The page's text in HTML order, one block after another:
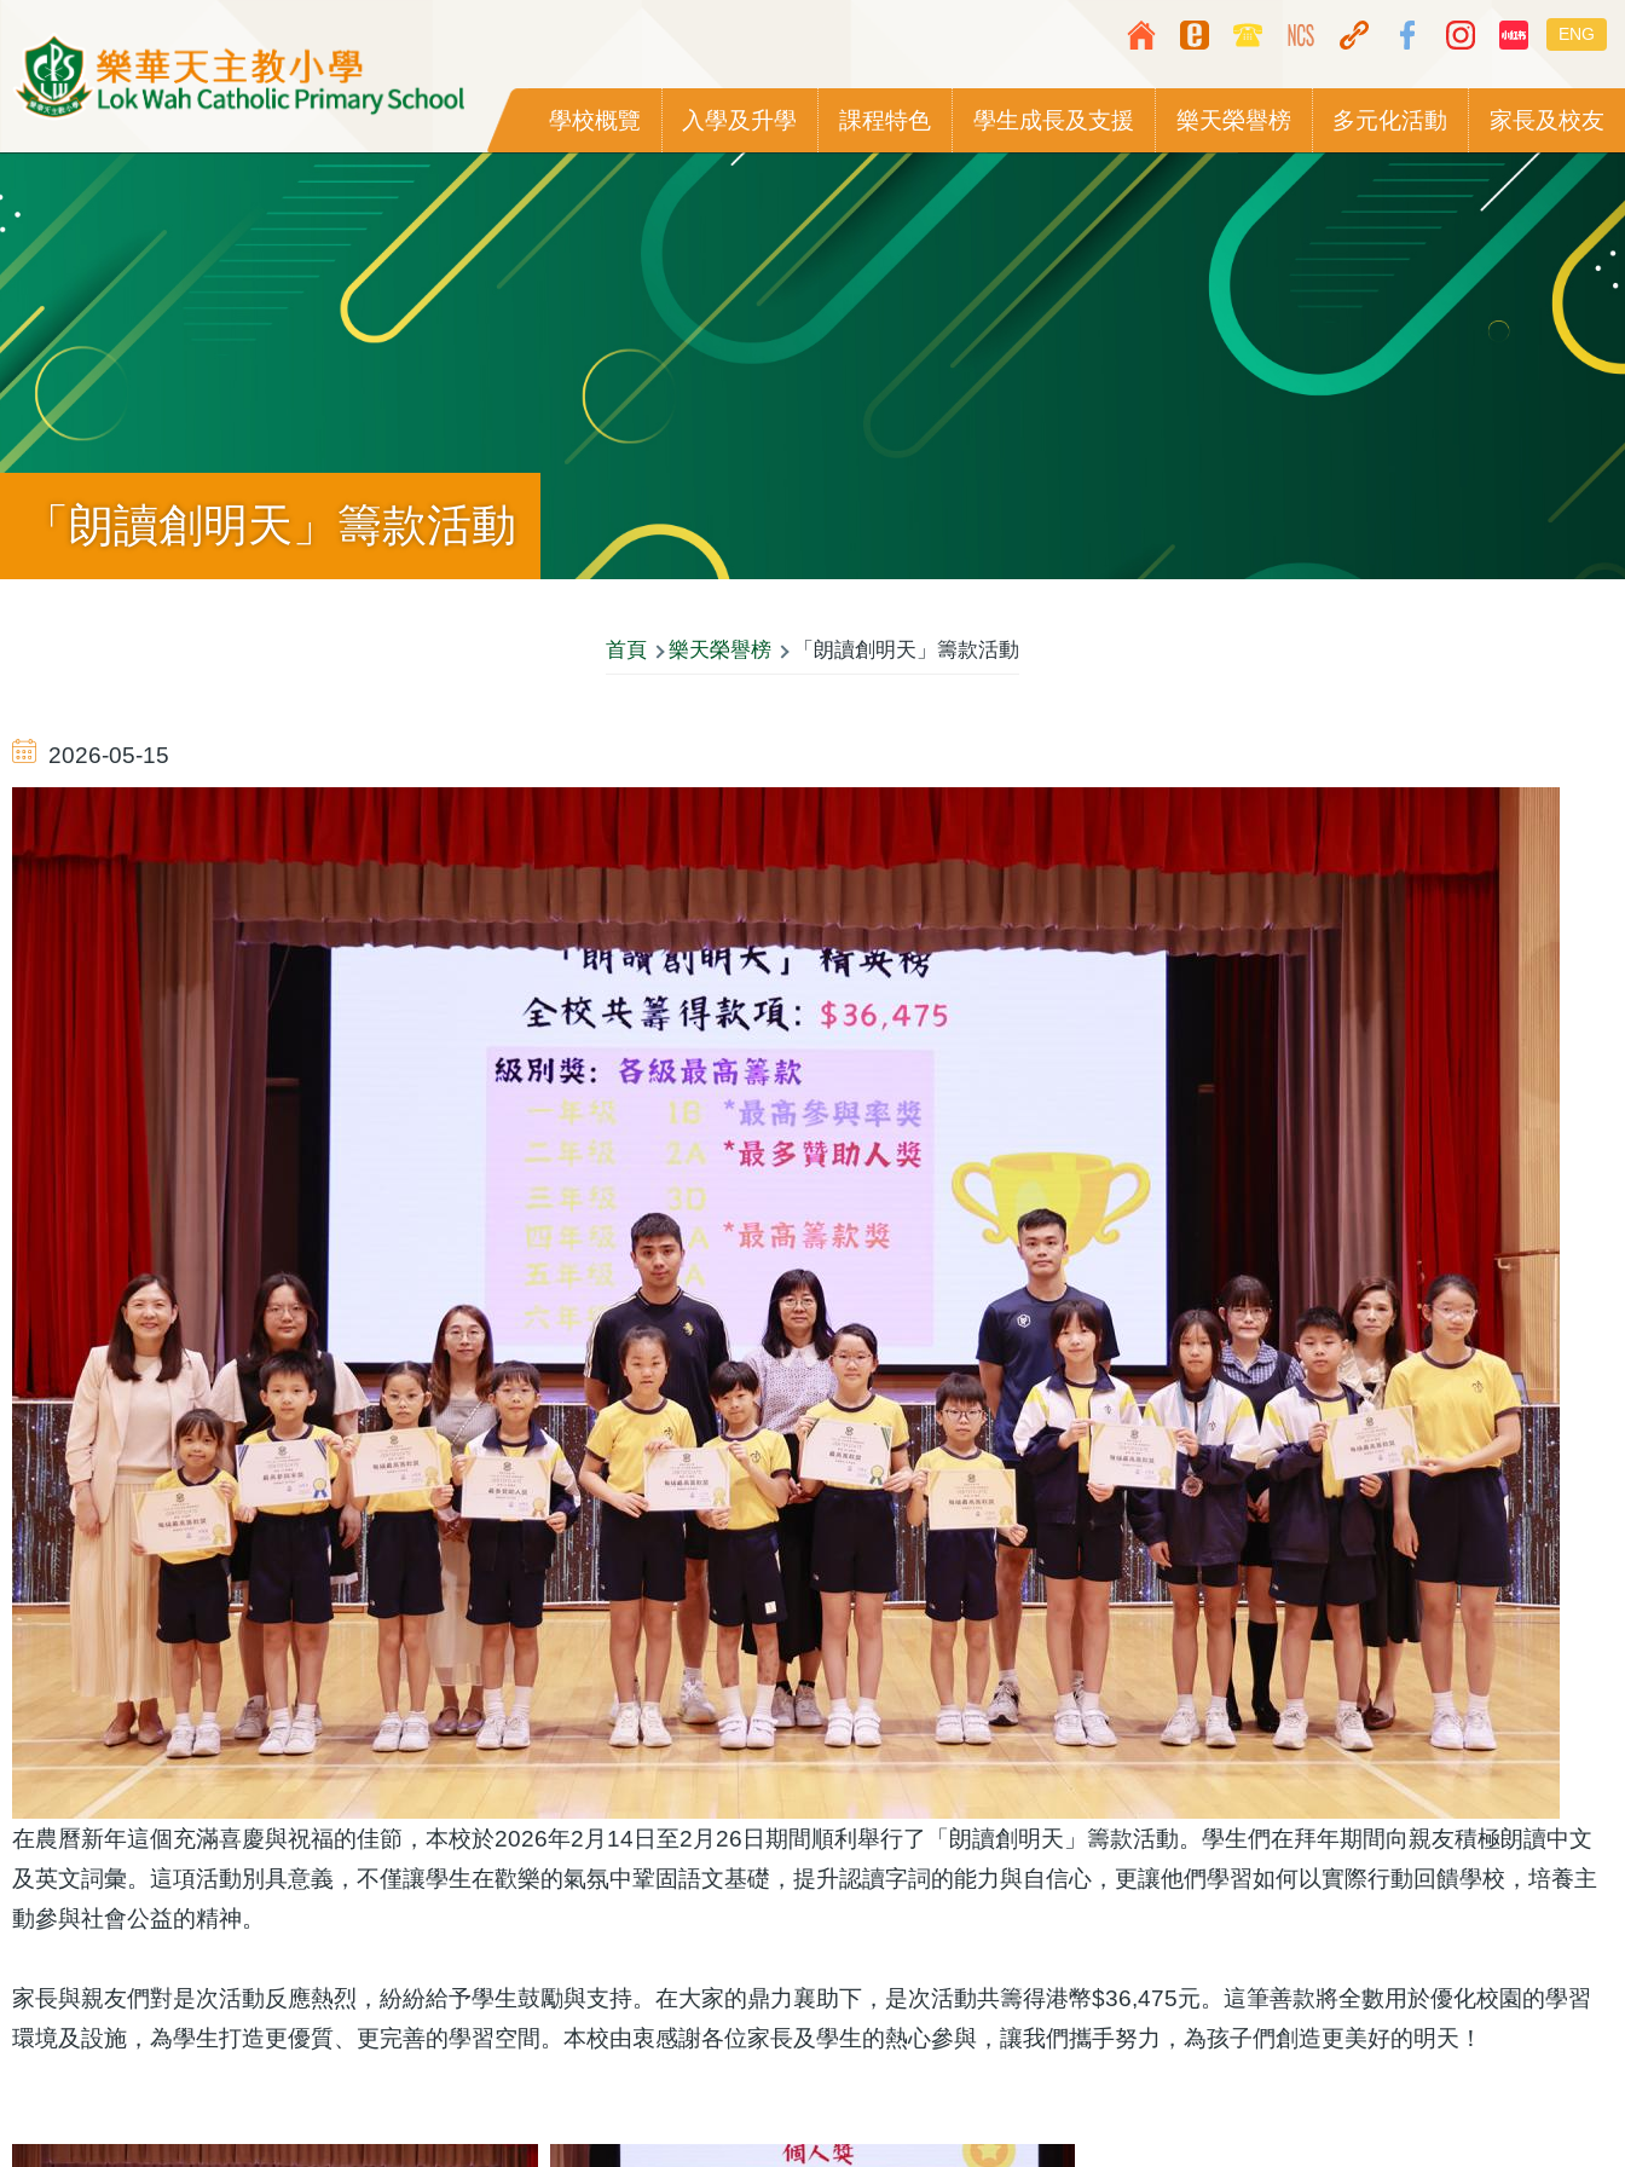
Top
Media
Icon
Button
switcher
ENG
Main
navigation
學校概覽 入學及升學 課程特色 學生成長及支援 樂天榮譽榜 多元化活動 家長及校友
「朗讀創明天」籌款活動
航
結
首頁 樂天榮譽榜 「朗讀創明天」籌款活動
2026-05-15
在農曆新年這個充滿喜慶與祝福的佳節，本校於2026年2月14日至2月26日期間順利舉行了「朗讀創明天」籌款活動。學生們在拜年期間向親友積極朗讀中文
及英文詞彙。這項活動別具意義，不僅讓學生在歡樂的氣氛中鞏固語文基礎，提升認讀字詞的能力與自信心，更讓他們學習如何以實際行動回饋學校，培養主
動參與社會公益的精神。
家長與親友們對是次活動反應熱烈，紛紛給予學生鼓勵與支持。在大家的鼎力襄助下，是次活動共籌得港幣$36,475元。這筆善款將全數用於優化校園的學習
環境及設施，為學生打造更優質、更完善的學習空間。本校由衷感謝各位家長及學生的熱心參與，讓我們攜手努力，為孩子們創造更美好的明天！